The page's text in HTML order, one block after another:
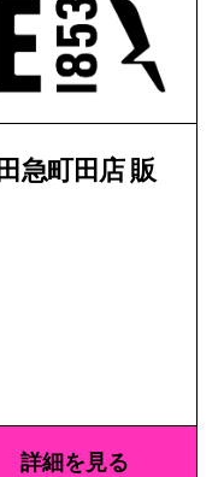
急町田店 販
詳細を見る